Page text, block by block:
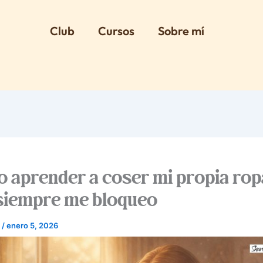
Club Cursos Sobre mí
aprender a coser mi propia
me bloqueo
/enero 5, 2026